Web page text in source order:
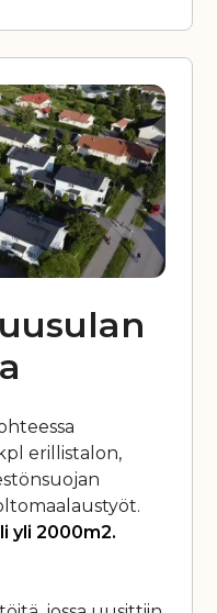
erillistalon,
yli 2000m2.